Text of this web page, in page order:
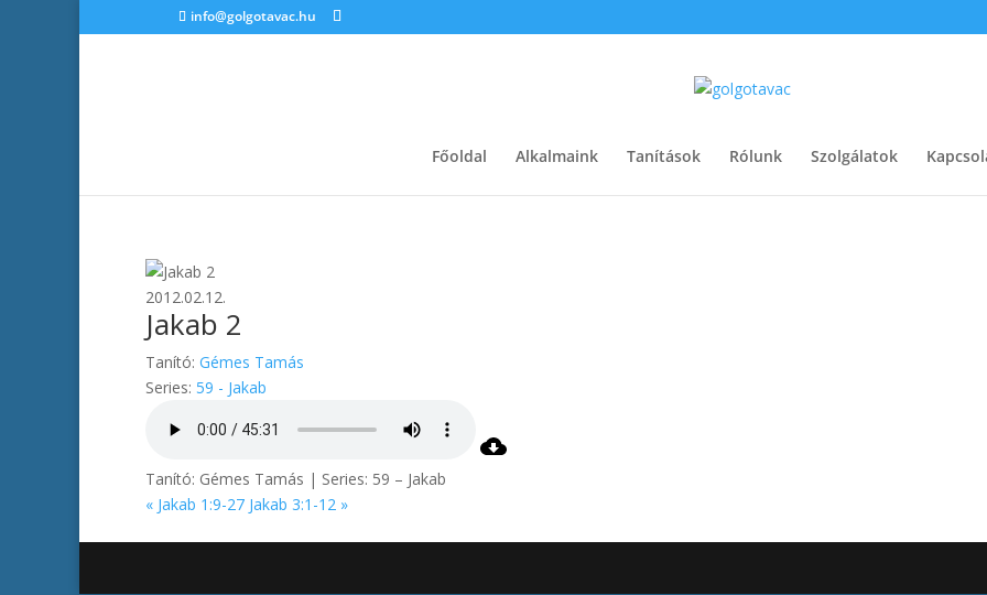
info@golgotavac.hu
Főoldal Alkalmaink Tanítások Rólunk Szolgálatok
2012.02.12.
Jakab 2
Tanító: Gémes Tamás
Series: 59 - Jakab
Tanító: Gémes Tamás | Series: 59 – Jakab
« Jakab 1:9-27 Jakab 3:1-12 »